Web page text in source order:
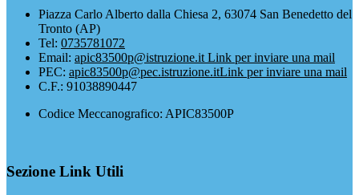
Piazza Carlo Alberto dalla Chiesa 2, 63074 San Benedetto del
Tronto (AP)
Tel: 0735781072
Email: apic83500p@istruzione.it Link per inviare una mail
PEC: apic83500p@pec.istruzione.itLink per inviare una mail
C.F.: 91038890447
Codice Meccanografico: APIC83500P
Sezione Link Utili